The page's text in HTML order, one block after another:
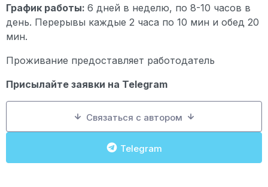
График работы: 6 дней в неделю, по 8-10 часов в
день. Перерывы каждые 2 часа по 10 мин и обед 20
мин.
Проживание предоставляет работодатель
Присылайте заявки на Telegram
Связаться с автором
Telegram